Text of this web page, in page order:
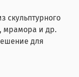
скульптурного
мрамора и др.
для